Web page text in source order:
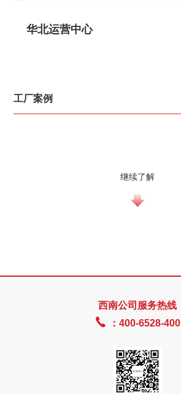
华北运营中心
工厂案例
继续了解
西南公司服务热线
 ：400-6528-400